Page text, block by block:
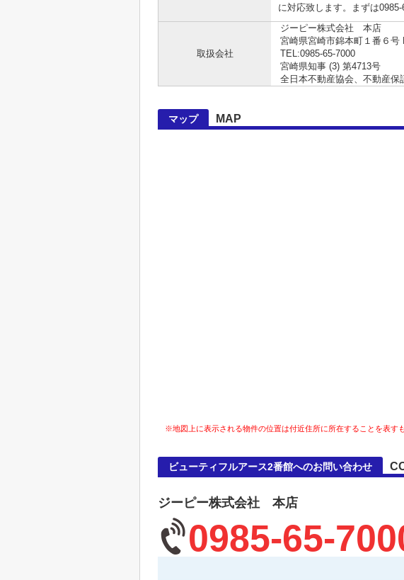
に対応致します。まずは
取扱会社
ジーピー株式会社 本店
宮崎県宮崎市錦本町１番６号
TEL:0985-65-7000
宮崎県知事 (3) 第4713号
全日本不動産協会、不動産保
マップ MAP
※地図上に表示される物件の位置は付近住所に所在することを表す
ビューティフルアース2番館へのお問い合わせ
ジーピー株式会社 本店
0985-65-